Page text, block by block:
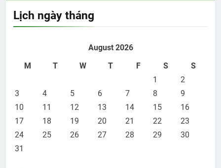
Lịch ngày tháng
August 2026
M
T W T F S
S
1
2
3
4 5 6 7 8
9
10
11 12 13 14 15
16
17
18 19 20 21 22
23
24
25 26 27 28 29
30
31